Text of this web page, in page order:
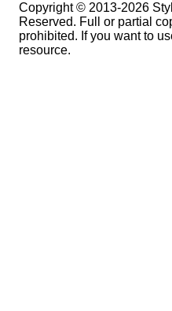
Copyright © 2013-2026
Reserved. Full or partial
prohibited. If you want to
resource.